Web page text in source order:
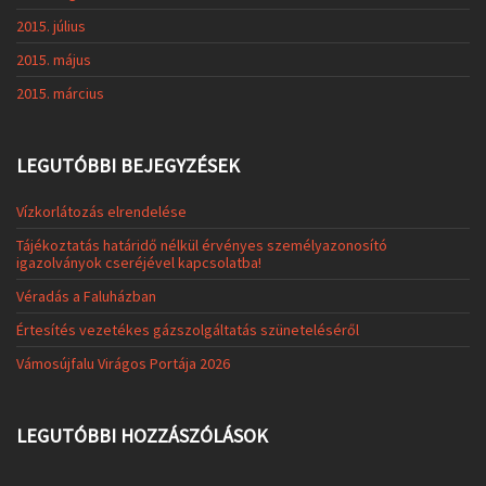
2015. július
2015. május
2015. március
LEGUTÓBBI BEJEGYZÉSEK
Vízkorlátozás elrendelése
Tájékoztatás határidő nélkül érvényes személyazonosító
igazolványok cseréjével kapcsolatba!
Véradás a Faluházban
Értesítés vezetékes gázszolgáltatás szüneteléséről
Vámosújfalu Virágos Portája 2026
LEGUTÓBBI HOZZÁSZÓLÁSOK